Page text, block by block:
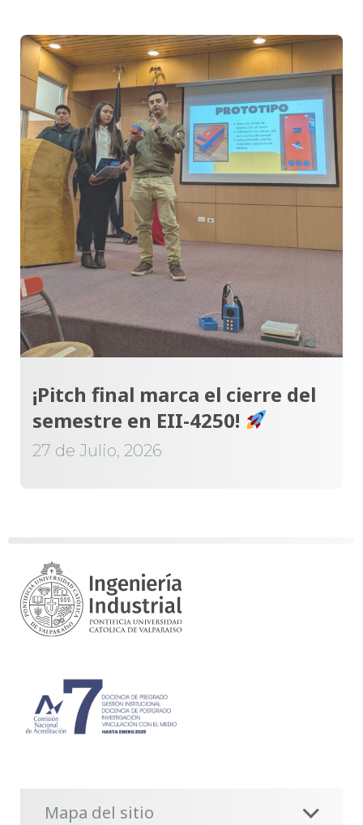
¡Pitch final marca el cierre del
semestre en EII-4250!
27 de Julio, 2026
Mapa del sitio